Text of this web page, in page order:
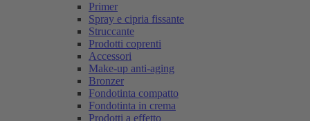
Primer
Spray e cipria fissante
Struccante
Prodotti coprenti
Accessori
Make-up anti-aging
Bronzer
Fondotinta compatto
Fondotinta in crema
Prodotti a effetto